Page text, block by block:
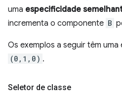
uma especificidade
incrementa o componente B
Os exemplos a seguir têm
(0,1,0) .
Seletor de classe